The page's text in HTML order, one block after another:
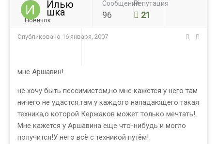
Илью
шка
Новичок
Сообщений
96
Репутация
21
Опубликовано 16 января, 2007
мне Аршавин!
не хочу быть пессимистом,но мне кажется у него там
ничего не удастся,там у каждого нападающего такая
техника,о которой Кержаков может только мечтать!
Мне кажется у Аршавина ещё что-нибудь и могло
получится!У него всё с техникой путём!